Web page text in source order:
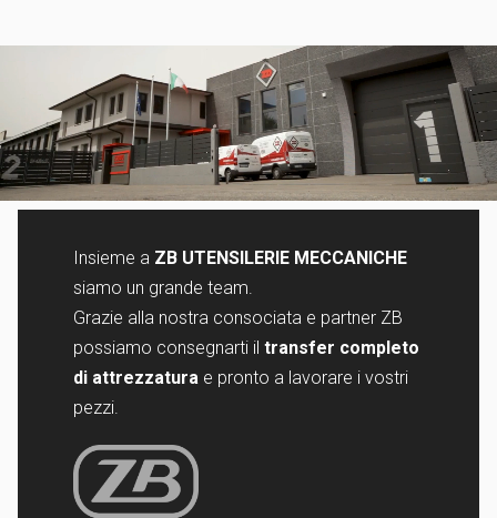
Insieme a ZB UTENSILERIE MECCANICHE
siamo un grande team.
Grazie alla nostra consociata e partner ZB
possiamo consegnarti il transfer completo
di attrezzatura e pronto a lavorare i vostri
pezzi.